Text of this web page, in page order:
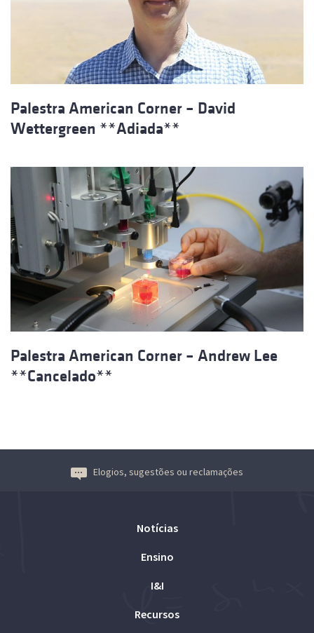
Palestra American Corner – David
Wettergreen **Adiada**
Palestra American Corner – Andrew Lee
**Cancelado**
Elogios, sugestões ou reclamações
Notícias
Ensino
I&I
Recursos